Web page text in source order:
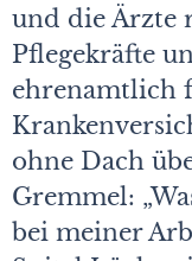
und die Ärzte
Pflegekräfte
ehrenamtlich
ohne Dach
Gremmel:
bei meiner